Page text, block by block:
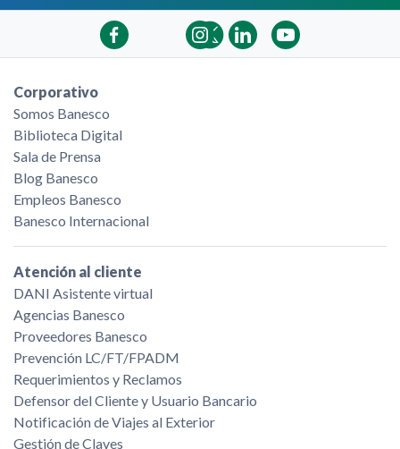
Corporativo
Somos Banesco
Biblioteca Digital
Sala de Prensa
Blog Banesco
Empleos Banesco
Banesco Internacional
Atención al cliente
DANI Asistente virtual
Agencias Banesco
Proveedores Banesco
Prevención LC/FT/FPADM
Requerimientos y Reclamos
Defensor del Cliente y Usuario Bancario
Notificación de Viajes al Exterior
Gestión de Claves